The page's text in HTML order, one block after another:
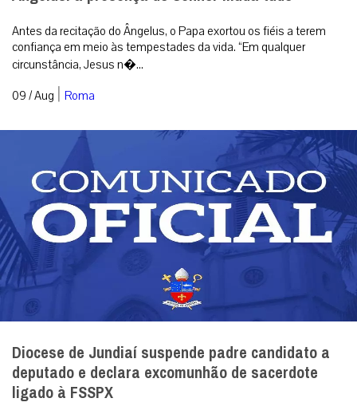
Antes da recitação do Ângelus, o Papa exortou os fiéis a terem
confiança em meio às tempestades da vida. “Em qualquer
circunstância, Jesus n�...
09 / Aug | Roma
Diocese de Jundiaí suspende padre candidato a
deputado e declara excomunhão de sacerdote
ligado à FSSPX